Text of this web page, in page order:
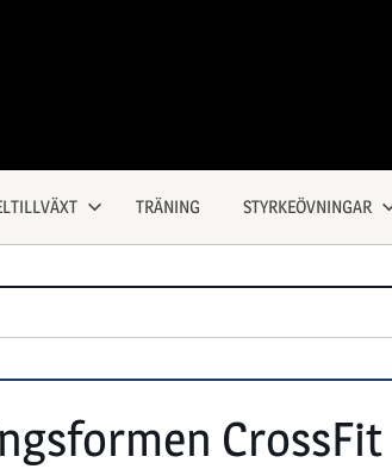
TRÄNING STYRKEÖVNINGAR
CrossFit